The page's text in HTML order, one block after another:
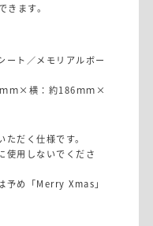
ます。
ート／メモリアルボー
ｍ×横：約186ｍｍ×
だく仕様です。
使用しないでくださ
予め「Merry Xmas」